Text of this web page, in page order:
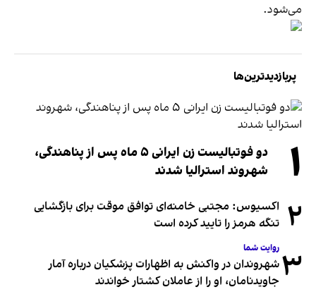
می‌شود.
پربازدیدترین‌ها
۱
دو فوتبالیست زن ایرانی ۵ ماه پس از پناهندگی،
شهروند استرالیا شدند
۲ اکسیوس: مجتبی خامنه‌ای توافق موقت برای بازگشایی
تنگه هرمز را تایید کرده است
۳ روایت شما
شهروندان در واکنش به اظهارات پزشکیان درباره آمار
جاویدنامان، او را از عاملان کشتار خواندند